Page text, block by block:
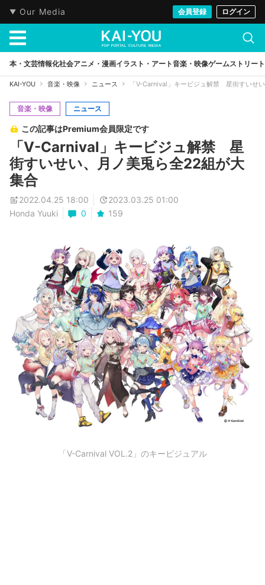
Our Media 会員登録 ログイン
本・文芸情報化社会アニメ・漫画イラスト・アート音楽・映像ゲームストリート
KAI-YOU 音楽・映像 ニュース 「V-Carnival」キービジュ解禁 星街すいせ
音楽・映像 ニュース
この記事はPremium会員限定です
「V-Carnival」キービジュ解禁 星
街すいせい、月ノ美兎ら全22組が大
集合
2022.04.25 18:00
2023.03.25 01:00
Honda Yuuki
0 159
「V-Carnival VOL.2」のキービジュアル